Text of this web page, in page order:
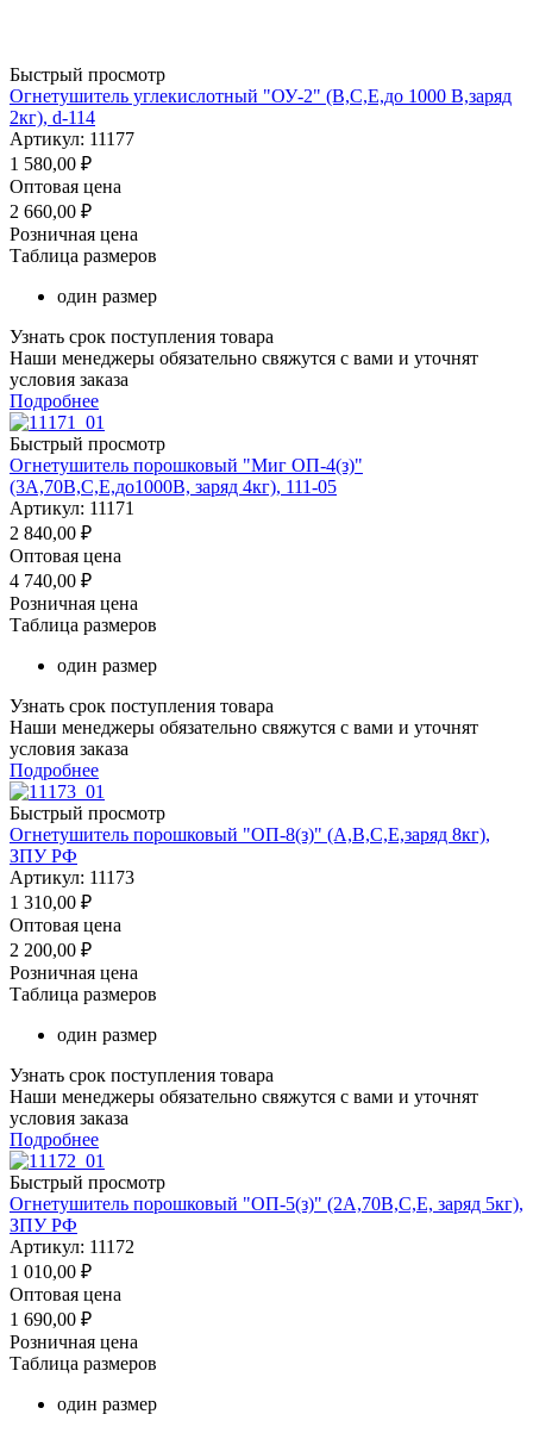
Быстрый просмотр
Огнетушитель углекислотный "ОУ-2" (В,С,Е,до 1000 В,заряд
2кг), d-114
Артикул: 11177
1 580,00 ₽
Оптовая цена
2 660,00 ₽
Розничная цена
Таблица размеров
один размер
Узнать срок поступления товара
Наши менеджеры обязательно свяжутся с вами и уточнят
условия заказа
Подробнее
Быстрый просмотр
Огнетушитель порошковый "Миг ОП-4(з)"
(3А,70В,С,Е,до1000В, заряд 4кг), 111-05
Артикул: 11171
2 840,00 ₽
Оптовая цена
4 740,00 ₽
Розничная цена
Таблица размеров
один размер
Узнать срок поступления товара
Наши менеджеры обязательно свяжутся с вами и уточнят
условия заказа
Подробнее
Быстрый просмотр
Огнетушитель порошковый "ОП-8(з)" (А,В,С,Е,заряд 8кг),
ЗПУ РФ
Артикул: 11173
1 310,00 ₽
Оптовая цена
2 200,00 ₽
Розничная цена
Таблица размеров
один размер
Узнать срок поступления товара
Наши менеджеры обязательно свяжутся с вами и уточнят
условия заказа
Подробнее
Быстрый просмотр
Огнетушитель порошковый "ОП-5(з)" (2А,70В,С,Е, заряд 5кг),
ЗПУ РФ
Артикул: 11172
1 010,00 ₽
Оптовая цена
1 690,00 ₽
Розничная цена
Таблица размеров
один размер